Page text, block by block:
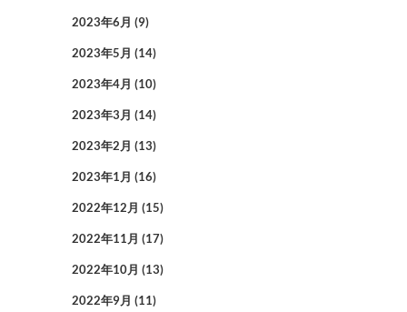
2023年6月 (9)
2023年5月 (14)
2023年4月 (10)
2023年3月 (14)
2023年2月 (13)
2023年1月 (16)
2022年12月 (15)
2022年11月 (17)
2022年10月 (13)
2022年9月 (11)